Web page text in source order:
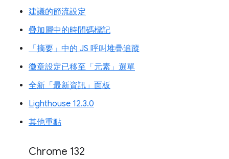
建議的節流設定
疊加層中的時間碼標記
「摘要」中的 JS 呼叫堆疊追蹤
徽章設定已移至「元素」選單
全新「最新資訊」面板
Lighthouse 12.3.0
其他重點
Chrome 132